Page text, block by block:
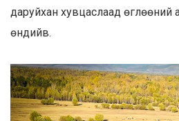
даруйхан хувцаслаад өглөөний
өндийв.